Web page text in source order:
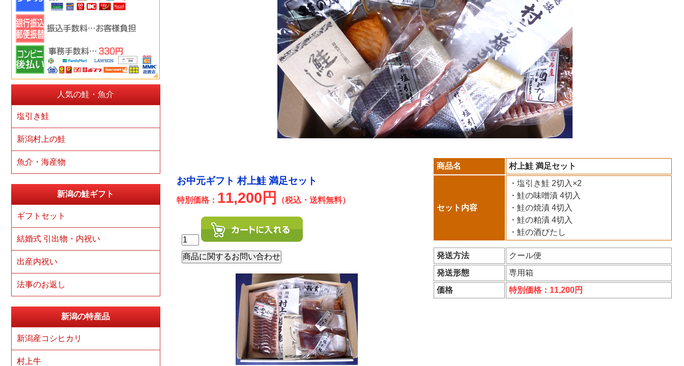
お中元ギフト 村上鮭 満足セット
特別価格： 11,200円 （税込・送料無料）
商品名 村上鮭 満足セット
セット内容
・塩引き鮭 2切入×2
・鮭の味噌漬 4切入
・鮭の焼漬 4切入
・鮭の粕漬 4切入
・鮭の酒びたし
発送方法
クール便
発送形態
専用箱
価格
特別価格：11,200円
人気の鮭・魚介
塩引き鮭
新潟村上の鮭
魚介・海産物
新潟の鮭ギフト
ギフトセット
結婚式 引出物・内祝い
出産内祝い
法事のお返し
新潟の特産品
新潟産コシヒカリ
村上牛